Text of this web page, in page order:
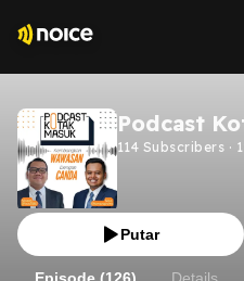
Podcast
114 Subscribers ·
Putar